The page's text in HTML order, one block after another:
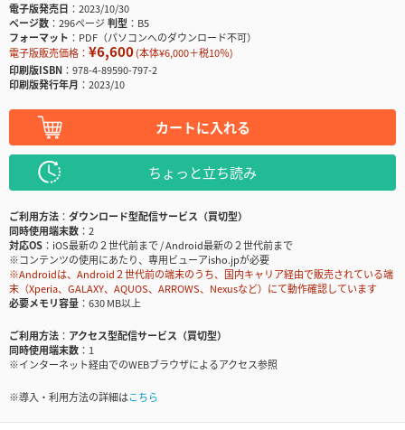
電子版発売日
2023/10/30
ページ数
296ページ判型
B5
フォーマット
PDF（パソコンへのダウンロード不可）
電子版販売価格： ¥6,600(本体¥6,000＋税10％)
印刷版ISBN
978-4-89590-797-2
印刷版発行年月
2023/10
カートに入れる
ちょっと立ち読み
ご利用方法
ダウンロード型配信サービス（買切型）
同時使用端末数
2
対応OS
iOS最新の２世代前まで / Android最新の２世代前まで
※コンテンツの使用にあたり、専用ビューアisho.jpが必要
※Androidは、Android２世代前の端末のうち、国内キャリア経由で販売されている端
末（Xperia、GALAXY、AQUOS、ARROWS、Nexusなど）にて動作確認しています
必要メモリ容量
630 MB以上
ご利用方法
アクセス型配信サービス（買切型）
同時使用端末数
1
※インターネット経由でのWEBブラウザによるアクセス参照
※導入・利用方法の詳細はこちら